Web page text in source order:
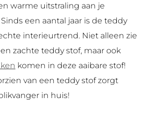
warme uitstraling aan je
een aantal jaar is de teddy
interieurtrend. Niet alleen zie
zachte teddy stof, maar ook
komen in deze aaibare stof!
van een teddy stof zorgt
in huis!